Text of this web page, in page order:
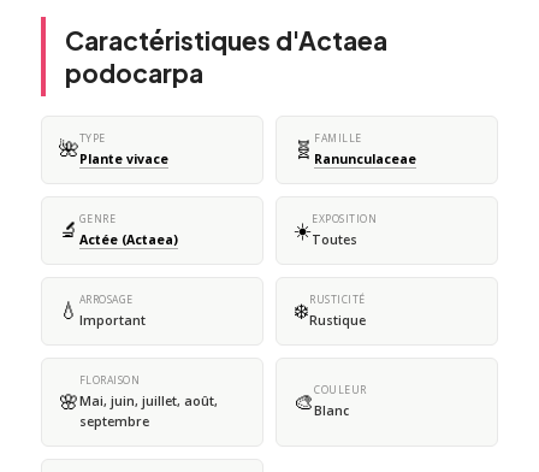
Caractéristiques d'Actaea
podocarpa
🌺TYPE
Plante vivace 🧬 FAMILLE
Ranunculaceae
🔬 GENRE
Actée (Actaea) ☀️EXPOSITION
Toutes
💧 ARROSAGE
Important ❄️RUSTICITÉ
Rustique
🌸
FLORAISON
Mai, juin, juillet, août,
septembre
🎨COULEUR
Blanc